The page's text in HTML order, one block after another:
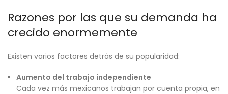
Razones por las que su demanda ha
crecido enormemente
Existen varios factores detrás de su popularidad:
Aumento del trabajo independiente
Cada vez más mexicanos trabajan por cuenta propia, en